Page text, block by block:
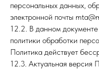
персональных данных,
электронной почты
12.2. В данном
политики обработки
Политика действует
12.3. Актуальная версия